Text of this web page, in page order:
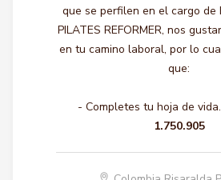
que se perfilen en el cargo de
PILATES REFORMER, nos
en tu camino laboral, por lo
que:
- Completes tu hoja de vida.
1.750.905